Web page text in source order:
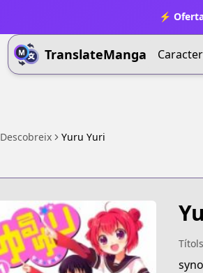
⚡
TranslateManga
Descobreix Yuru Yuri